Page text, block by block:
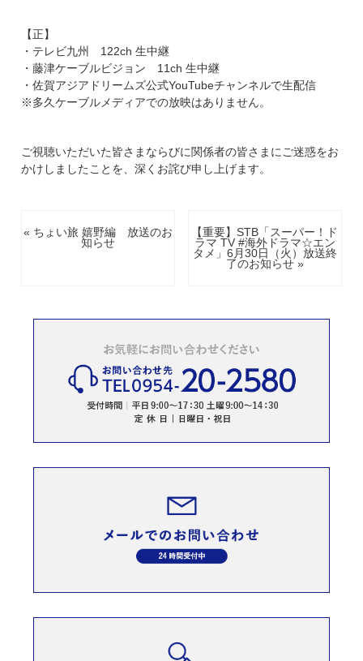
【正】
・テレビ九州 122ch 生中継
・藤津ケーブルビジョン 11ch 生中継
・佐賀アジアドリームズ公式YouTubeチャンネルで生配信
※多久ケーブルメディアでの放映はありません。
ご視聴いただいた皆さまならびに関係者の皆さまにご迷惑をお
かけしましたことを、深くお詫び申し上げます。
« ちょい旅 嬉野編 放送のお
知らせ
【重要】STB「スーパー！ド
ラマ TV #海外ドラマ☆エン
タメ」6月30日（火）放送終
了のお知らせ »